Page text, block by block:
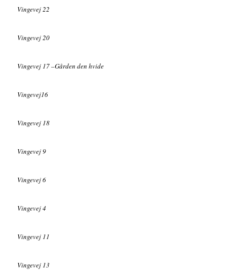
Vingevej 22
Vingevej 20
Vingevej 17 –Gården den hvide
Vingevej16
Vingevej 18
Vingevej 9
Vingevej 6
Vingevej 4
Vingevej 11
Vingevej 13